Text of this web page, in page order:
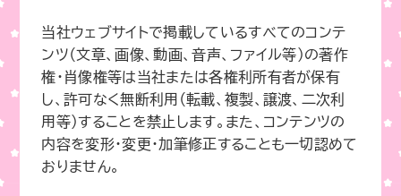
当社ウェブサイトで掲載しているすべてのコンテ
ンツ（文章、画像、動画、音声、ファイル等）の著作
権・肖像権等は当社または各権利所有者が保有
し、許可なく無断利用（転載、複製、譲渡、二次利
用等）することを禁止します。また、コンテンツの
内容を変形・変更・加筆修正することも一切認めて
おりません。